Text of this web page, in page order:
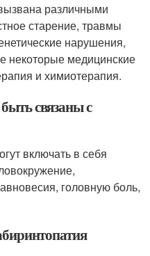
различными
старение, травмы
нарушения,
некоторые медицинские
и химиотерапия.
связаны с
включать в себя
головную боль,